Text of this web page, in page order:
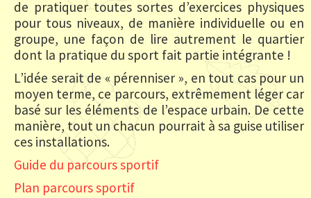
de pratiquer toutes sortes d’exercices physiques
pour tous niveaux, de manière individuelle ou en
groupe, une façon de lire autrement le quartier
dont la pratique du sport fait partie intégrante !
L’idée serait de « pérenniser », en tout cas pour un
moyen terme, ce parcours, extrêmement léger car
basé sur les éléments de l’espace urbain. De cette
manière, tout un chacun pourrait à sa guise utiliser
ces installations.
Guide du parcours sportif
Plan parcours sportif